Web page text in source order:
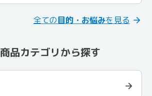
全ての目的・お悩みを見る
商品カテゴリから探す